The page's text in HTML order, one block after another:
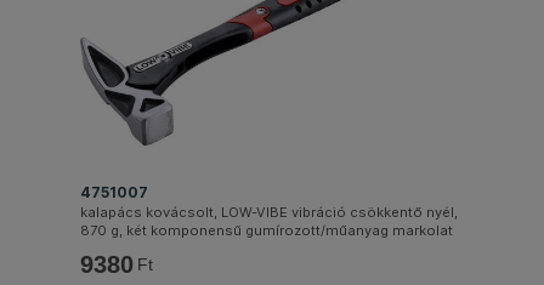
4751007
kalapács kovácsolt, LOW-VIBE vibráció csökkentő nyél,
870 g, két komponensű gumírozott/műanyag markolat
9380 Ft